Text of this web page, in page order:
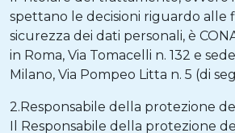
spettano le decisioni riguardo alle
sicurezza dei dati personali, è
in Roma, Via Tomacelli n. 132 e
Milano, Via Pompeo Litta n. 5 (di
2.Responsabile della protezione
Il Responsabile della protezione